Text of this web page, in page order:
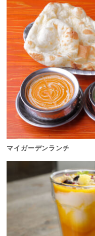
マイガーデンランチ